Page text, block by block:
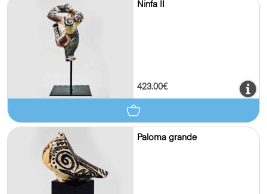
Ninfa II
423.00€
Paloma grande